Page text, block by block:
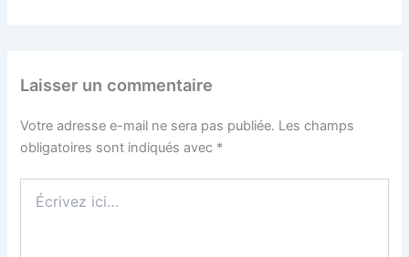
Laisser un commentaire
Votre adresse e-mail ne sera pas publiée. Les champs
obligatoires sont indiqués avec *
ici…